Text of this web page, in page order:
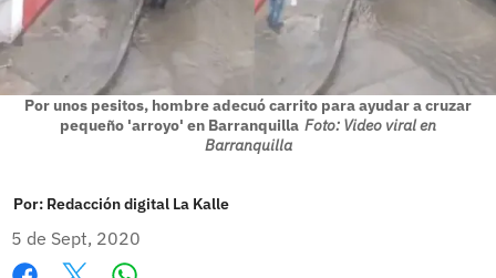
Por unos pesitos, hombre adecuó carrito para ayudar a cruzar
pequeño 'arroyo' en Barranquilla Foto: Video viral en
Barranquilla
Por: Redacción digital La Kalle
5 de Sept, 2020